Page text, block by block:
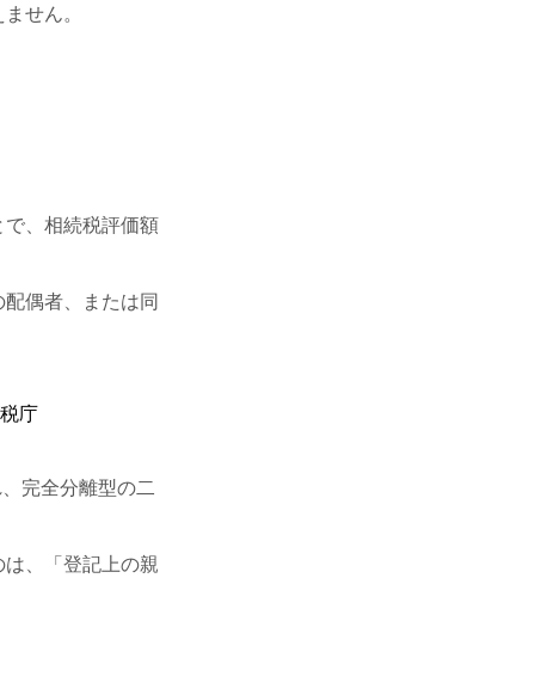
せん。
、相続税評価額
偶者、または同
庁
完全分離型の二
、「登記上の親